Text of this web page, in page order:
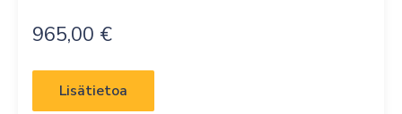
965,00 €
Lisätietoa